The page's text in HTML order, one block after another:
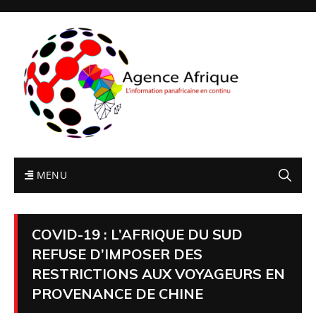
MENU
COVID-19 : L’AFRIQUE DU SUD
REFUSE D’IMPOSER DES
RESTRICTIONS AUX VOYAGEURS EN
PROVENANCE DE CHINE